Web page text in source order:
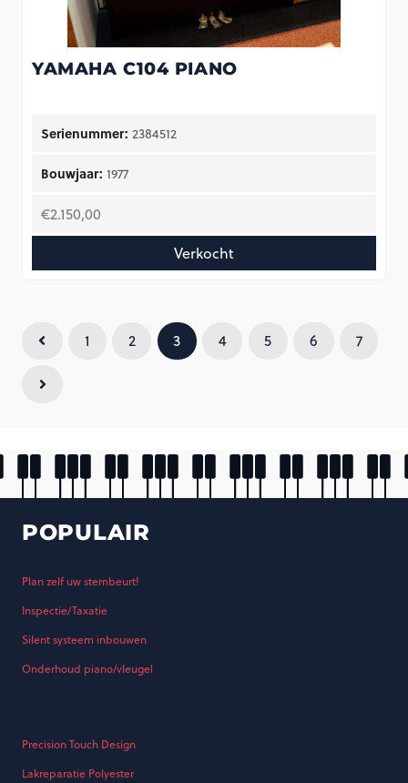
YAMAHA C104 PIANO
Serienummer: 2384512
Bouwjaar: 1977
€2.150,00
Verkocht
1 2 3 4 5 6 7
POPULAIR
Plan zelf uw stembeurt!
Inspectie/Taxatie
Silent systeem inbouwen
Onderhoud piano/vleugel
Precision Touch Design
Lakreparatie Polyester